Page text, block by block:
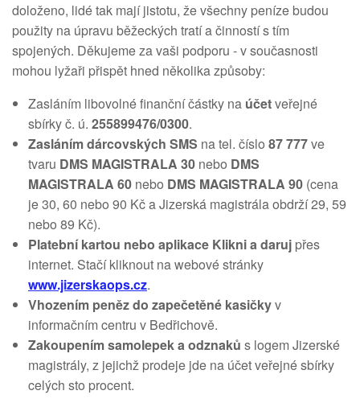
doloženo, lidé tak mají jistotu, že všechny peníze budou
použity na úpravu běžeckých tratí a činností s tím
spojených. Děkujeme za vaši podporu - v současnosti
mohou lyžaři přispět hned několika způsoby:
Zasláním libovolné finanční částky na účetveřejné
sbírky č. ú. 255899476/0300.
Zasláním dárcovských SMS na tel. číslo 87 777ve
tvaru DMS MAGISTRALA 30 nebo DMS
MAGISTRALA 60 nebo DMS MAGISTRALA 90 (cena
je 30, 60 nebo 90 Kč a Jizerská magistrála obdrží 29, 59
nebo 89 Kč).
Platební kartou nebo aplikace Klikni a daruj přes
internet. Stačí kliknout na webové stránky
www.jizerskaops.cz.
Vhozením peněz do zapečetěné kasičkyv
informačním centru v Bedřichově.
Zakoupením samolepek a odznaků s logem Jizerské
magistrály, z jejichž prodeje jde na účet veřejné sbírky
celých sto procent.